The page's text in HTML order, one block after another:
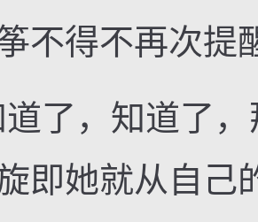
不得不再次提
，知道了，
即她就从自己